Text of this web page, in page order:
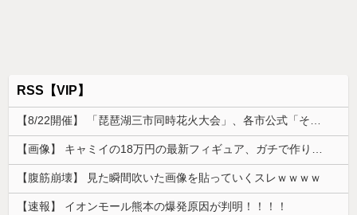
RSS【VIP】
【腹筋崩壊】 見た瞬間吹いた画像を貼っていくスレｗｗｗｗ
【速報】 イオンモール熊本の爆発原因が判明！！！！